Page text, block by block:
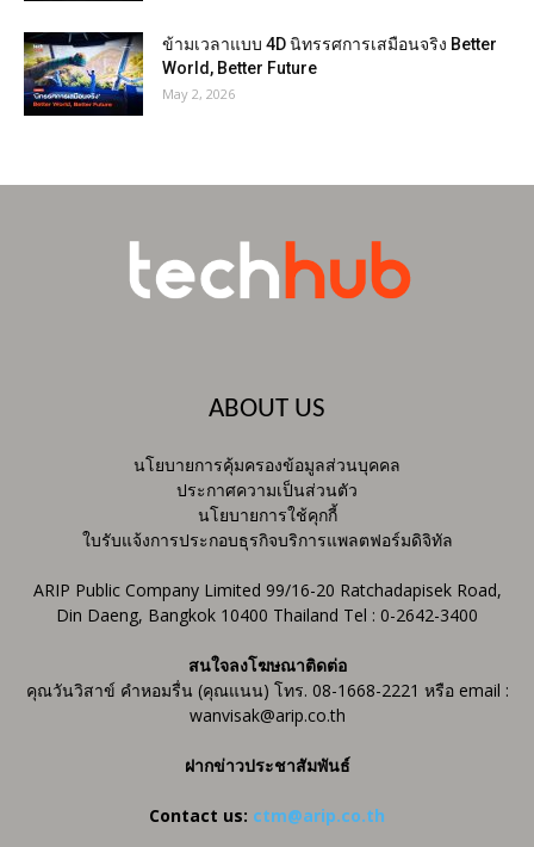
ข้ามเวลาแบบ 4D นิทรรศการเสมือนจริง Better
World, Better Future
May 2, 2026
ABOUT US
นโยบายการคุ้มครองข้อมูลส่วนบุคคล
ประกาศความเป็นส่วนตัว
นโยบายการใช้คุกกี้
ใบรับแจ้งการประกอบธุรกิจบริการแพลตฟอร์มดิจิทัล
ARIP Public Company Limited 99/16-20 Ratchadapisek Road,
Din Daeng, Bangkok 10400 Thailand Tel : 0-2642-3400
สนใจลงโฆษณาติดต่อ
คุณวันวิสาข์ คำหอมรื่น (คุณแนน) โทร. 08-1668-2221 หรือ email :
wanvisak@arip.co.th
ฝากข่าวประชาสัมพันธ์
Contact us: ctm@arip.co.th